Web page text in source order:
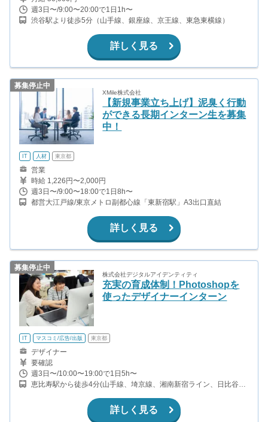
週3日〜/9:00〜20:00で1日1h〜
渋谷駅より徒歩5分（山手線、銀座線、京王線、東急東横線）
詳しく見る
募集停止中
XMile株式会社
【新規事業立ち上げ】泥臭く行動
ができる長期インターン生を募集
中！
IT 人材 東京都
営業
時給 1,226円〜2,000円
週3日〜/9:00〜18:00で1日8h〜
都営大江戸線/東京メトロ副都心線「東新宿駅」A3出口直結
詳しく見る
募集停止中
株式会社デジタルアイデンティティ
充実の育成体制！Photoshopを
使ったデザイナーインターン
IT マスコミ/広告/出版 東京都
デザイナー
要確認
週3日〜/10:00〜19:00で1日5h〜
恵比寿駅から徒歩4分(山手線、埼京線、湘南新宿ライン、日比谷線)
詳しく見る